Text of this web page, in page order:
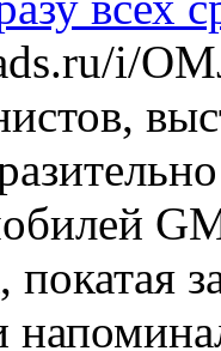
i/
покатая